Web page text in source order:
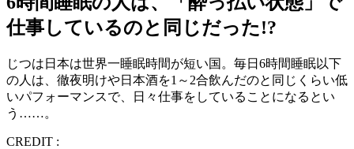
仕事しているのと同じだった!?
じつは日本は世界一睡眠時間が短い国。毎日6時間睡眠以下
の人は、徹夜明けや日本酒を1～2合飲んだのと同じくらい低
いパフォーマンスで、日々仕事をしていることになるとい
う……。
CREDIT :